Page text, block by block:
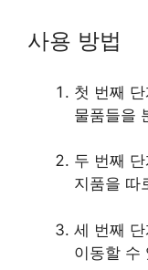
사용 방법
첫 번째
물품들을
두 번째
지품을 따
세 번째
이동할 수